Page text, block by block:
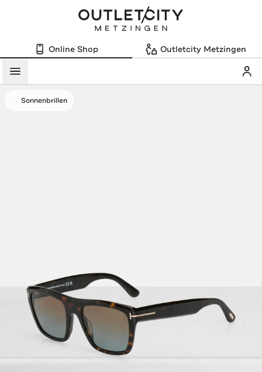
Online Shop Outletcity Metzingen
Menü
Sonnenbrillen